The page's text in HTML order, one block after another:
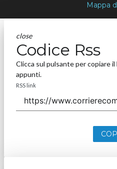
Mappa
close
Codice Rss
Clicca sul pulsante per copiare il
appunti.
RSS link